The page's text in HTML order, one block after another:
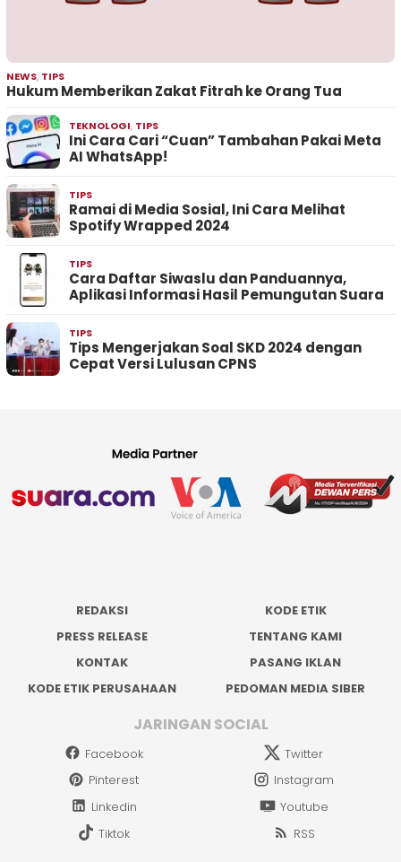
NEWS, TIPS
Hukum Memberikan Zakat Fitrah ke Orang Tua
TEKNOLOGI, TIPS
Ini Cara Cari “Cuan” Tambahan Pakai Meta
AI WhatsApp!
TIPS
Ramai di Media Sosial, Ini Cara Melihat
Spotify Wrapped 2024
TIPS
Cara Daftar Siwaslu dan Panduannya,
Aplikasi Informasi Hasil Pemungutan Suara
TIPS
Tips Mengerjakan Soal SKD 2024 dengan
Cepat Versi Lulusan CPNS
REDAKSI
KODE ETIK
PRESS RELEASE
TENTANG KAMI
KONTAK
PASANG IKLAN
KODE ETIK PERUSAHAAN
PEDOMAN MEDIA SIBER
JARINGAN SOCIAL
Facebook
Twitter
Pinterest
Instagram
Linkedin
Youtube
Tiktok
RSS